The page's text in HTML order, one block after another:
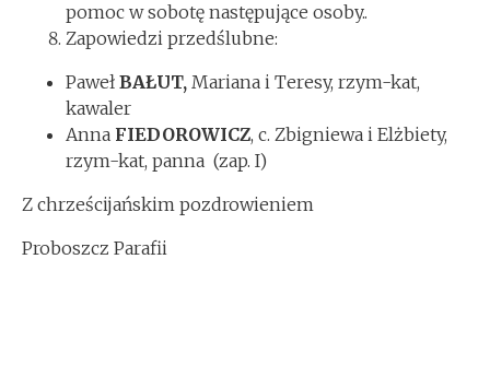
pomoc w sobotę następujące osoby..
Zapowiedzi przedślubne:
Paweł BAŁUT, Mariana i Teresy, rzym-kat,
kawaler
Anna FIEDOROWICZ, c. Zbigniewa i Elżbiety,
rzym-kat, panna (zap. I)
Z chrześcijańskim pozdrowieniem
Proboszcz Parafii